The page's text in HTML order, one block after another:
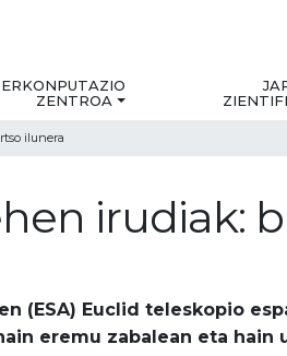
ZENTROA
ilunera
irudiak:
(ESA) Euclid teleskopio
eremu zabalean eta